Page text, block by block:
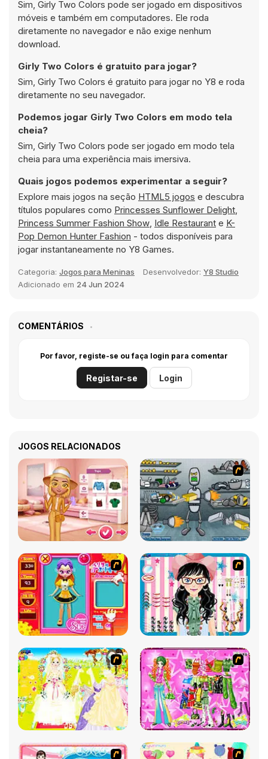
Sim, Girly Two Colors pode ser jogado em dispositivos
móveis e também em computadores. Ele roda
diretamente no navegador e não exige nenhum
download.
Girly Two Colors é gratuito para jogar?
Sim, Girly Two Colors é gratuito para jogar no Y8 e roda
diretamente no seu navegador.
Podemos jogar Girly Two Colors em modo tela
cheia?
Sim, Girly Two Colors pode ser jogado em modo tela
cheia para uma experiência mais imersiva.
Quais jogos podemos experimentar a seguir?
Explore mais jogos na seção HTML5 jogos e descubra
títulos populares como Princesses Sunflower Delight,
Princess Summer Fashion Show, Idle Restaurant e K-
Pop Demon Hunter Fashion - todos disponíveis para
jogar instantaneamente no Y8 Games.
Categoria: Jogos para Meninas Desenvolvedor: Y8 Studio
Adicionado em 24 Jun 2024
COMENTÁRIOS
Por favor, registe-se ou faça login para comentar
Registar-se Login
JOGOS RELACIONADOS